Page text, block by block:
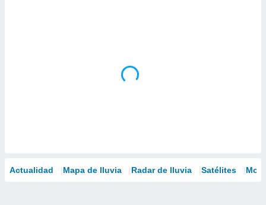
Actualidad Mapa de lluvia Radar de lluvia Satélites